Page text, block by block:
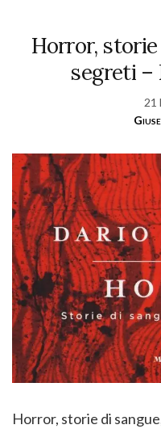
Horror,
segreti –
21
Horror, storie di